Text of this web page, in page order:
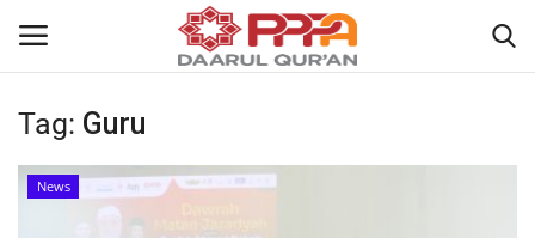
Login
Tag: Guru
News